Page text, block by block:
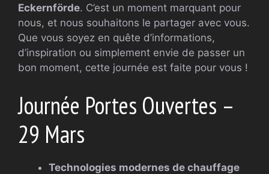
Eckernförde. C’est un moment marquant pour
nous, et nous souhaitons le partager avec vous.
Que vous soyez en quête d’informations,
d’inspiration ou simplement envie de passer un
bon moment, cette journée est faite pour vous !
Journée Portes Ouvertes –
29 Mars
Technologies modernes de chauffage